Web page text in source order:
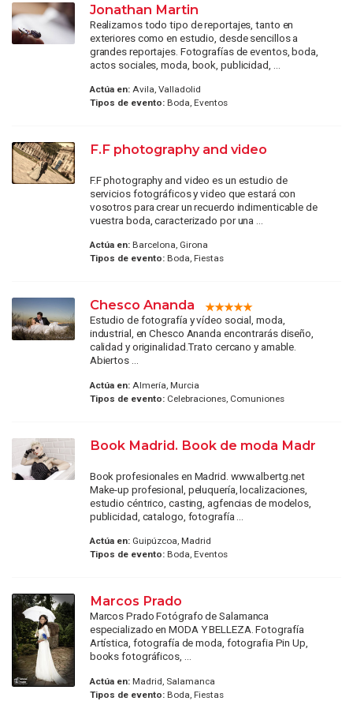
Jonathan Martin
Realizamos todo tipo de reportajes, tanto en
exteriores como en estudio, desde sencillos a
grandes reportajes. Fotografías de eventos, boda,
actos sociales, moda, book, publicidad, ...
Actúa en:Avila, Valladolid
Tipos de evento:Boda, Eventos
F.F photography and video
F.F photography and video es un estudio de
servicios fotográficos y video que estará con
vosotros para crear un recuerdo indimenticable de
vuestra boda, caracterizado por una ...
Actúa en:Barcelona, Girona
Tipos de evento:Boda, Fiestas
Chesco Ananda
Estudio de fotografía y vídeo social, moda,
industrial, en Chesco Ananda encontrarás diseño,
calidad y originalidad.Trato cercano y amable.
Abiertos ...
Actúa en:Almería, Murcia
Tipos de evento:Celebraciones, Comuniones
Book Madrid. Book de moda Madr
Book profesionales en Madrid. www.albertg.net
Make-up profesional, peluquería, localizaciones,
estudio céntrico, casting, agfencias de modelos,
publicidad, catalogo, fotografía ...
Actúa en:Guipúzcoa, Madrid
Tipos de evento:Boda, Eventos
Marcos Prado
Marcos Prado Fotógrafo de Salamanca
especializado en MODA Y BELLEZA. Fotografía
Artística, fotografía de moda, fotografia Pin Up,
books fotográficos, ...
Actúa en:Madrid, Salamanca
Tipos de evento:Boda, Fiestas